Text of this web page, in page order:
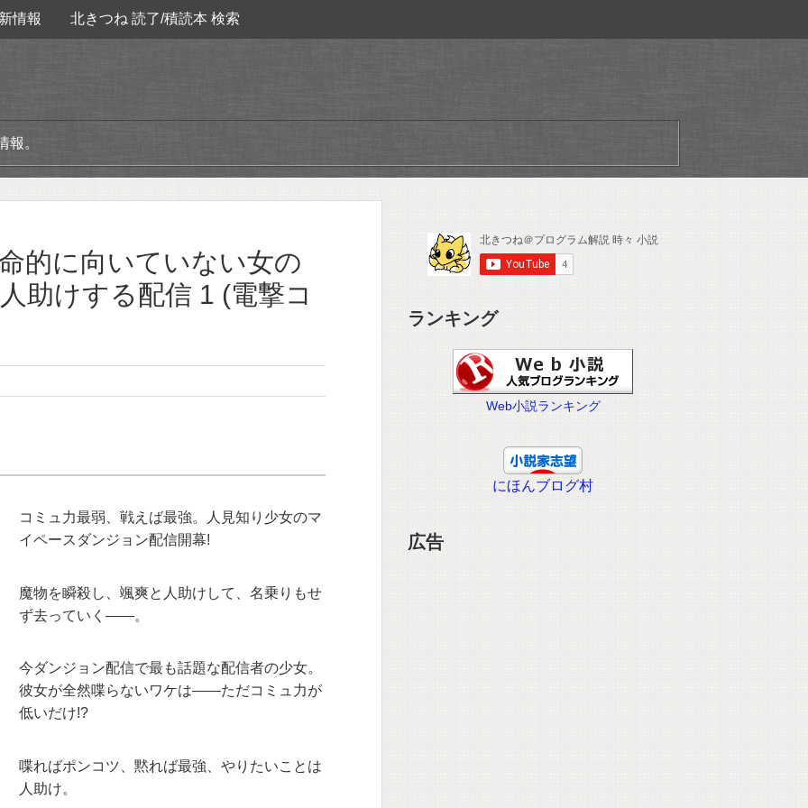
情報 北きつね 読了/積読本 検索
報。
的に向いていない女の
助けする配信 1 (電撃コ
コミュ力最弱、戦えば最強。人見知り少女のマ
イペースダンジョン配信開幕!
魔物を瞬殺し、颯爽と人助けして、名乗りもせ
ず去っていく――。
今ダンジョン配信で最も話題な配信者の少女。
彼女が全然喋らないワケは――ただコミュ力が
低いだけ!?
喋ればポンコツ、黙れば最強、やりたいことは
人助け。
ランキング
Web小説ランキング
にほんブログ村
広告